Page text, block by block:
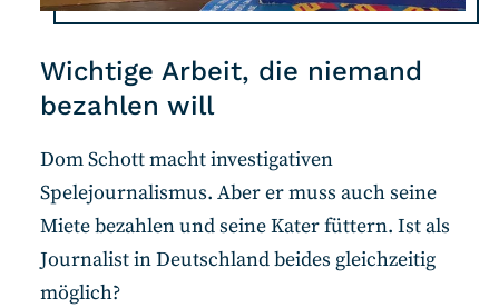
Wichtige Arbeit, die niemand
bezahlen will
Dom Schott macht investigativen
Spelejournalismus. Aber er muss auch seine
Miete bezahlen und seine Kater füttern. Ist als
Journalist in Deutschland beides gleichzeitig
möglich?